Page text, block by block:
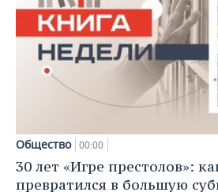
Общество 00:00
30 лет «Игре престолов»:
превратился в большую